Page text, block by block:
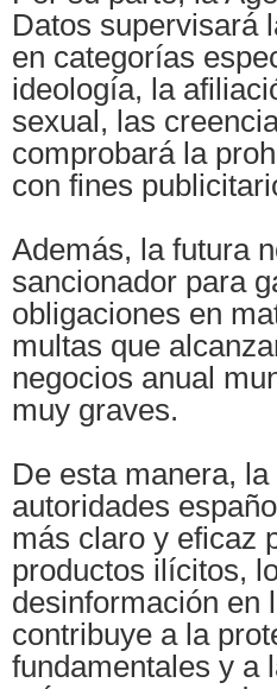
Datos supervisará
en categorías
ideología, la
sexual, las
comprobará la
con fines
Además, la futura
sancionador para
obligaciones en
multas que
negocios anual
muy graves.
De esta manera,
autoridades
más claro y eficaz
productos ilícitos,
desinformación en
contribuye a la
fundamentales y a